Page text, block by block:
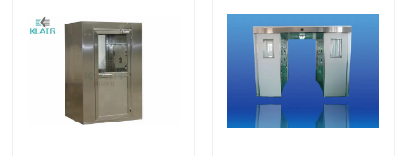
Au sujet de nous
Visite d'usine